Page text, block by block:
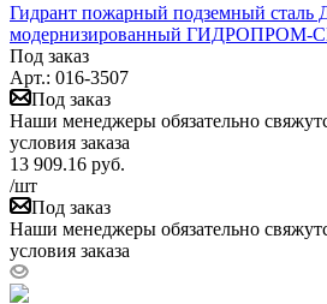
Гидрант пожарный подземный сталь
модернизированный ГИДРОПРОМ-
Под заказ
Арт.: 016-3507
Под заказ
Наши менеджеры обязательно
условия заказа
13 909.16 руб.
/шт
Под заказ
Наши менеджеры обязательно
условия заказа